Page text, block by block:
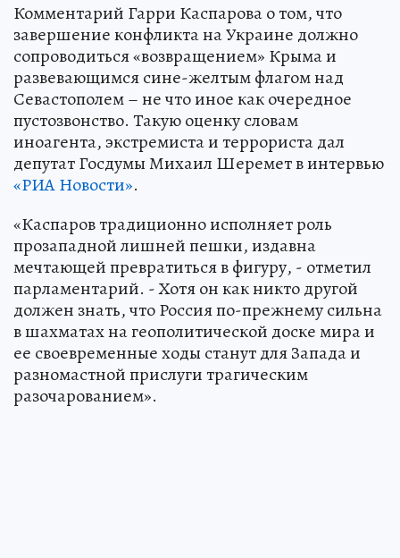
Комментарий Гарри Каспарова о том, что
завершение конфликта на Украине должно
сопроводиться «возвращением» Крыма и
развевающимся сине-желтым флагом над
Севастополем – не что иное как очередное
пустозвонство. Такую оценку словам
иноагента, экстремиста и террориста дал
депутат Госдумы Михаил Шеремет в интервью
«РИА Новости».
«Каспаров традиционно исполняет роль
прозападной лишней пешки, издавна
мечтающей превратиться в фигуру, - отметил
парламентарий. - Хотя он как никто другой
должен знать, что Россия по-прежнему сильна
в шахматах на геополитической доске мира и
ее своевременные ходы станут для Запада и
разномастной прислуги трагическим
разочарованием».